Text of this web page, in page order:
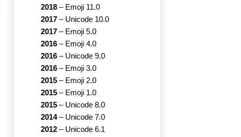
2018 – Emoji 11.0
2017 – Unicode 10.0
2017 – Emoji 5.0
2016 – Emoji 4.0
2016 – Unicode 9.0
2016 – Emoji 3.0
2015 – Emoji 2.0
2015 – Emoji 1.0
2015 – Unicode 8.0
2014– Unicode 7.0
2012 – Unicode 6.1